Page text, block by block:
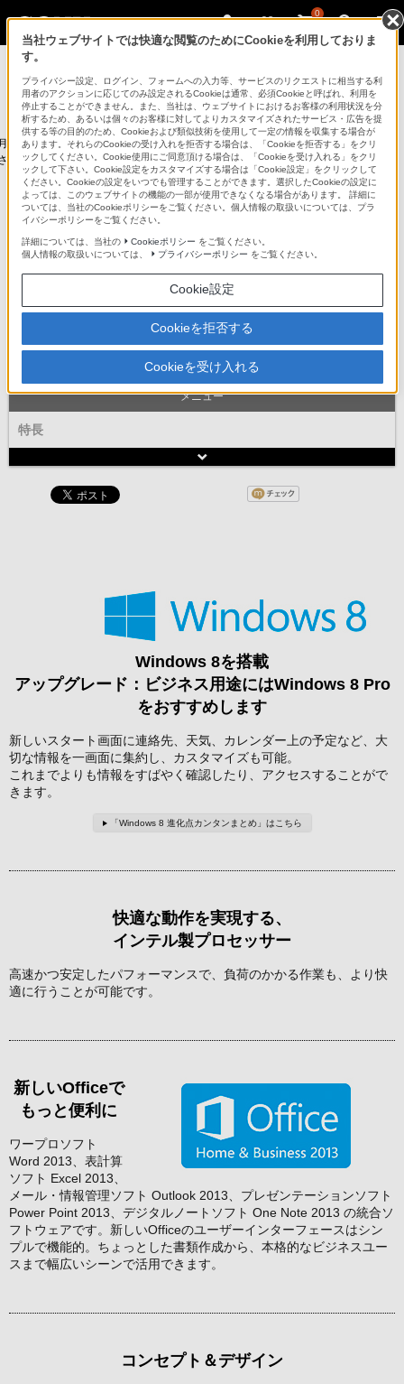
0
パーソナルコンピューター VAIO
法人のお客様はこちら
以前発売のソニー株式会社製VAIOの製品情報を掲載しています。
れたVAIO株式会社製VAIOの製品情報はこちら をご覧ください。
ラインアップ アクセサリー
VAIOでできること
サポート
パーソナルコンピューター
Tシリーズ
メニュー
特長
Windows 8を搭載
アップグレード：ビジネス用途にはWindows 8 Pro
をおすすめします
新しいスタート画面に連絡先、天気、カレンダー上の予定など、大
切な情報を一画面に集約し、カスタマイズも可能。
これまでよりも情報をすばやく確認したり、アクセスすることがで
きます。
「Windows 8 進化点カンタンまとめ」はこちら
快適な動作を実現する、
インテル製プロセッサー
高速かつ安定したパフォーマンスで、負荷のかかる作業も、より快
適に行うことが可能です。
新しいOfficeで
もっと便利に
ワープロソフト
Word 2013、表計算
ソフト Excel 2013、
メール・情報管理ソフト Outlook 2013、プレゼンテーションソフト
Power Point 2013、デジタルノートソフト One Note 2013 の統合ソ
フトウェアです。新しいOfficeのユーザーインターフェースはシン
プルで機能的。ちょっとした書類作成から、本格的なビジネスユー
スまで幅広いシーンで活用できます。
コンセプト＆デザイン
当社ウェブサイトでは快適な閲覧のためにCookieを利用しておりま
す。
プライバシー設定、ログイン、フォームへの入力等、サービスのリクエストに相当する利
用者のアクションに応じてのみ設定されるCookieは通常、必須Cookieと呼ばれ、利用を
停止することができません。また、当社は、ウェブサイトにおけるお客様の利用状況を分
析するため、あるいは個々のお客様に対してよりカスタマイズされたサービス・広告を提
供する等の目的のため、Cookieおよび類似技術を使用して一定の情報を収集する場合が
あります。それらのCookieの受け入れを拒否する場合は、「Cookieを拒否する」をクリ
ックしてください。Cookie使用にご同意頂ける場合は、「Cookieを受け入れる」をクリ
ックして下さい。Cookie設定をカスタマイズする場合は「Cookie設定」をクリックして
ください。Cookieの設定をいつでも管理することができます。選択したCookieの設定に
よっては、このウェブサイトの機能の一部が使用できなくなる場合があります。 詳細に
ついては、当社のCookieポリシーをご覧ください。個人情報の取扱いについては、プラ
イバシーポリシーをご覧ください。
詳細については、当社の Cookieポリシー をご覧ください。
個人情報の取扱いについては、
プライバシーポリシー をご覧ください。
Cookie設定
Cookieを拒否する
Cookieを受け入れる